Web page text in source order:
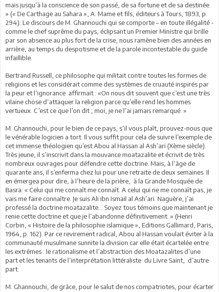
mais jusqu’à la conscience de son passé, de sa fortune et de sa destinée.
» (« De Carthage au Sahara », A. Mame et fils, éditeurs à Tours, 1893, p.
294). Le discours de M. Ghannouchi qui se comporte – en toute illégalité -
comme le chef suprême du pays, éclipsant un Premier Ministre qui brille
par son absence au plus fort de la crise, nous ramène bien des années en
arrière, au temps du despotisme et de la parole incontestable du guide
infaillible.
Bertrand Russell, ce philosophe qui militait contre toutes les formes de
religions et les considérait comme des systèmes de cruauté inspirés par
la peur et l’ignorance affirmait : «On nous dit souvent que c’est une très
vilaine chose d’attaquer la religion parce qu’elle rend les hommes
vertueux. C’est ce que l’on dit ; moi, je ne l’ai jamais remarqué. »
M. Ghannouchi, pour le bien de ce pays, s’il vous plaît, prouvez-nous que
le vénérable logicien a tort. Il vous suffit pour cela de suivre l’exemple de
cet immense théologien qu’est Abou al Hassan al Ash’ari (Xème siècle).
Très jeune, il s’inscrivit dans la mouvance moatazalite et écrivit de très
nombreux ouvrages pour défendre cette doctrine. Mais, à l’âge de
quarante ans, il s’enferma chez lui pour une retraite de deux semaines. Il
en émergea pour dire, à l’heure de la prière, à la Grande Mosquée de
Basra: « Celui qui me connaît me connaît. A celui qui ne me connaît pas, je
vais me faire connaître. Je suis Ali ibn Ismail al Ash’ari. Naguère, j’ai
professé la doctrine moatazalite… Soyez tous témoins que maintenant je
renie cette doctrine et que je l’abandonne définitivement. » (Henri
Corbin, « Histoire de la philosophie islamique », Editions Gallimard, Paris,
1964, p. 162). Par ce revirement radical, Abou al Hassan voulait éviter à la
communauté musulmane sunnite la division car elle était écartelée entre
les extrêmes : le rationalisme et l’abstraction des Moatazalites d’une
part et les tenants de l’interprétation littéraliste du Livre Saint, d’autre
part.
M. Ghannouchi, de grâce, pour le salut de nos compatriotes, pour écarter